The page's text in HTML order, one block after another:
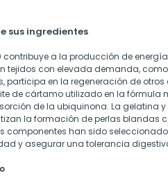
sus ingredientes
contribuye a la producción de
tejidos con elevada demanda, como
participa en la regeneración de otros
de cártamo utilizado en la fórmula
de la ubiquinona. La gelatina
la formación de perlas blandas
componentes han sido
y asegurar una tolerancia